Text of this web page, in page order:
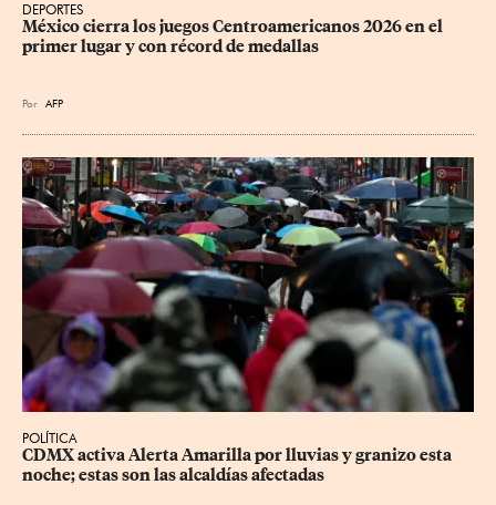
DEPORTES
México cierra los juegos Centroamericanos 2026 en el
primer lugar y con récord de medallas
Por AFP
POLÍTICA
CDMX activa Alerta Amarilla por lluvias y granizo esta
noche; estas son las alcaldías afectadas